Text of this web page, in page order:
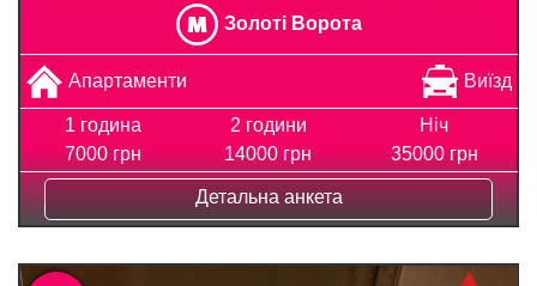
Золоті Ворота
Апартаменти Виїзд
1 година
7000 грн
2 години
14000 грн
Ніч
35000 грн
Детальна анкета